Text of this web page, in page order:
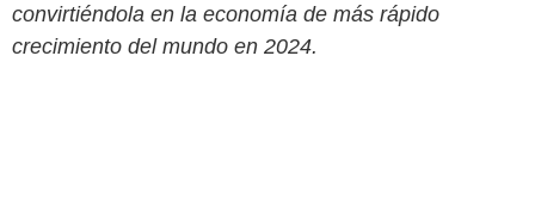
convirtiéndola en la economía de más rápido
crecimiento del mundo en 2024.